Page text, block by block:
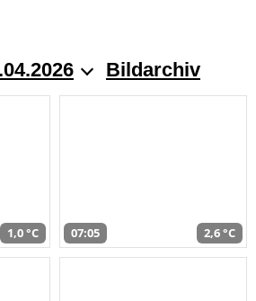
Bildarchiv
1,0 °C 07:05 2,6 °C